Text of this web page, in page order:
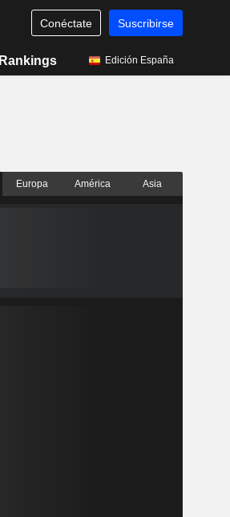
Conéctate Suscribirse
Rankings Edición España
Europa América Asia